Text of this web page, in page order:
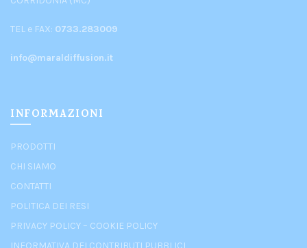
TEL e FAX: 0733.283009
info@maraldiffusion.it
INFORMAZIONI
PRODOTTI
CHI SIAMO
CONTATTI
POLITICA DEI RESI
PRIVACY POLICY – COOKIE POLICY
INFORMATIVA DEI CONTRIBUTI PUBBLICI